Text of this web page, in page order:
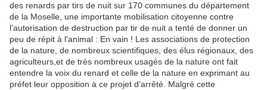
des renards par tirs de nuit sur 170 communes du département
de la Moselle, une importante mobilisation citoyenne contre
l’autorisation de destruction par tir de nuit a tenté de donner un
peu de répit à l'animal : En vain ! Les associations de protection
de la nature, de nombreux scientifiques, des élus régionaux, des
agriculteurs,et de très nombreux usagés de la nature ont fait
entendre la voix du renard et celle de la nature en exprimant au
préfet leur opposition à ce projet d’arrêté. Malgré cette